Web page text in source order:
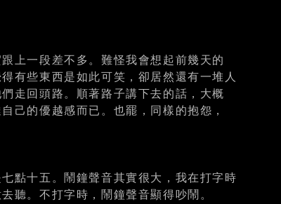
上一段差不多。難怪我會想起前幾天的
有些東西是如此可笑，卻居然還有一堆人
走回頭路。順著路子講下去的話，大概
己的優越感而已。也罷，同樣的抱怨，
點十五。鬧鐘聲音其實很大，我在打字時
聽。不打字時，鬧鐘聲音顯得吵鬧。